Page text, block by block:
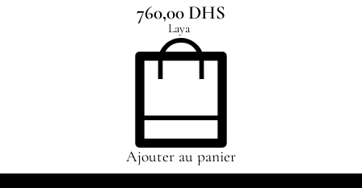
Laya
760,00 DHS
Ajouter au panier